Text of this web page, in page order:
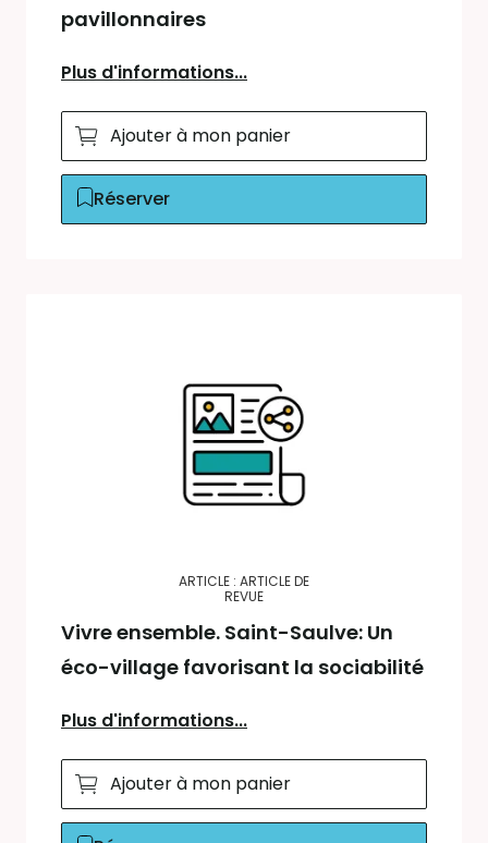
pavillonnaires
Plus d'informations...
Ajouter à mon panier
Réserver
ARTICLE : ARTICLE DE
REVUE
Vivre ensemble. Saint-Saulve: Un
éco-village favorisant la sociabilité
Plus d'informations...
Ajouter à mon panier